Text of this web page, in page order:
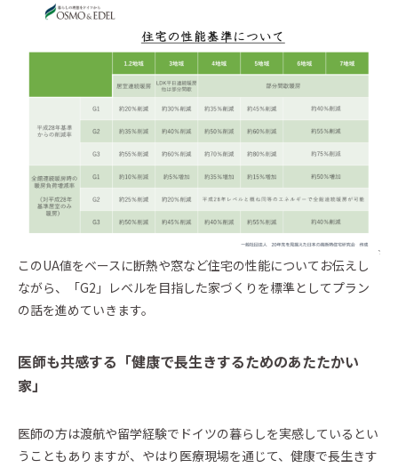
このUA値をベースに断熱や窓など住宅の性能についてお伝えし
ながら、「G2」レベルを目指した家づくりを標準としてプラン
の話を進めていきます。
医師も共感する「健康で長生きするためのあたたかい
家」
医師の方は渡航や留学経験でドイツの暮らしを実感しているとい
うこともありますが、やはり医療現場を通じて、健康で長生きす